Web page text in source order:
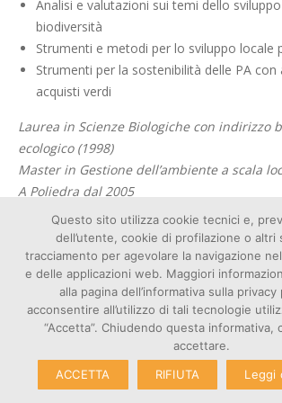
Analisi e valutazioni sui temi dello
biodiversità
Strumenti e metodi per lo sviluppo locale
Strumenti per la sostenibilità delle PA con
acquisti verdi
Laurea in Scienze Biologiche con indirizzo
ecologico (1998)
Master in Gestione dell’ambiente a scala
A Poliedra dal 2005
© Copyright 2026 – Poliedra |
C.F. - P. IVA 12903700156 | Via
G. Colombo 40, 20133 Milano
Cookie
Questo sito utilizza cookie tecnici e,
dell’utente, cookie di profilazione o altri
tracciamento per agevolare la navigazione
e delle applicazioni web. Maggiori
alla pagina dell’informativa sulla privacy
acconsentire all’utilizzo di tali tecnologie
“Accetta”. Chiudendo questa informativa,
accettare.
ACCETTA
RIFIUTA Leggi